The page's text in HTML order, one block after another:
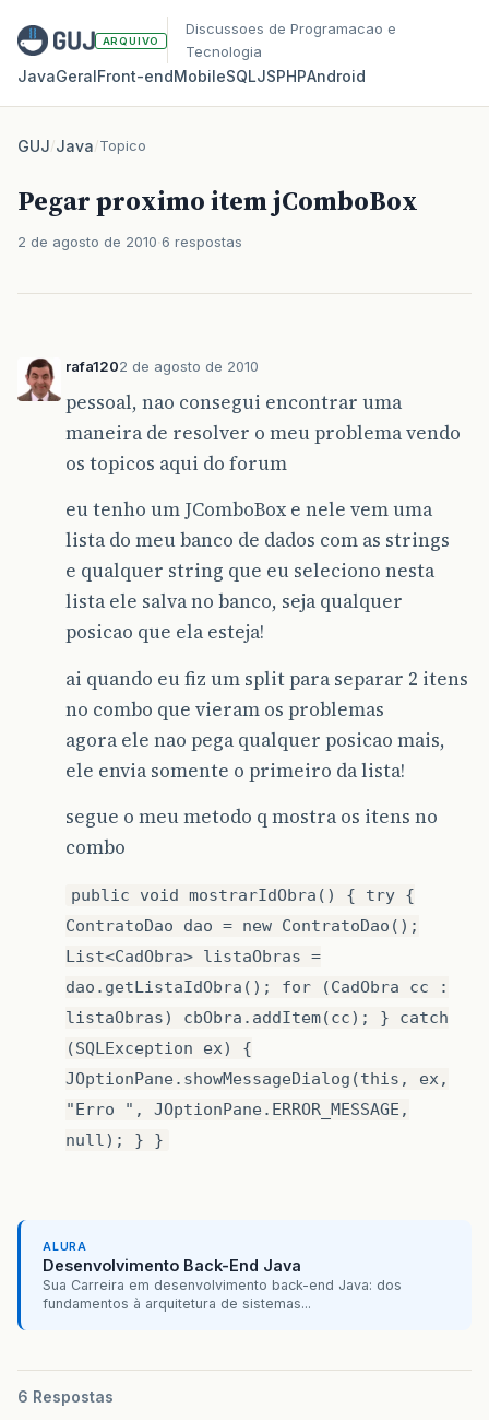
ARQUIVO
Discussoes de Programacao e
Tecnologia
JavaGeralFront‑endMobileSQLJSPHPAndroid
GUJ/Java/Topico
Pegar proximo item jComboBox
2 de agosto de 2010 6 respostas
rafa1202 de agosto de 2010
pessoal, nao consegui encontrar uma
maneira de resolver o meu problema vendo
os topicos aqui do forum
eu tenho um JComboBox e nele vem uma
lista do meu banco de dados com as strings
e qualquer string que eu seleciono nesta
lista ele salva no banco, seja qualquer
posicao que ela esteja!
ai quando eu fiz um split para separar 2 itens
no combo que vieram os problemas
agora ele nao pega qualquer posicao mais,
ele envia somente o primeiro da lista!
segue o meu metodo q mostra os itens no
combo
public void mostrarIdObra() { try {
ContratoDao dao = new ContratoDao();
List<CadObra> listaObras =
dao.getListaIdObra(); for (CadObra cc :
listaObras) cbObra.addItem(cc); } catch
(SQLException ex) {
JOptionPane.showMessageDialog(this, ex,
"Erro ", JOptionPane.ERROR_MESSAGE,
null); } }
ALURA
Desenvolvimento Back-End Java
Sua Carreira em desenvolvimento back-end Java: dos
fundamentos à arquitetura de sistemas...
6 Respostas